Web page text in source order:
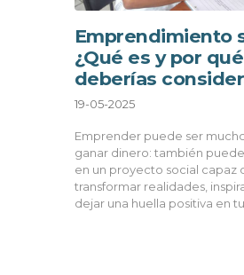
Emprendimiento
¿Qué es y por qué
deberías
19-05-2025
Emprender puede ser
ganar dinero: también
en un proyecto social capaz
transformar realidades,
dejar una huella positiva en